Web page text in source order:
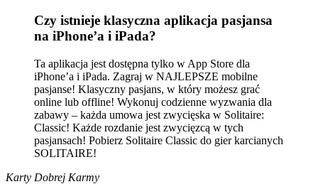
Czy istnieje klasyczna aplikacja pasjansa
na iPhone’a i iPada?
Ta aplikacja jest dostępna tylko w App Store dla
iPhone’a i iPada. Zagraj w NAJLEPSZE mobilne
pasjanse! Klasyczny pasjans, w który możesz grać
online lub offline! Wykonuj codzienne wyzwania dla
zabawy – każda umowa jest zwycięska w Solitaire:
Classic! Każde rozdanie jest zwycięzcą w tych
pasjansach! Pobierz Solitaire Classic do gier karcianych
SOLITAIRE!
Karty Dobrej Karmy